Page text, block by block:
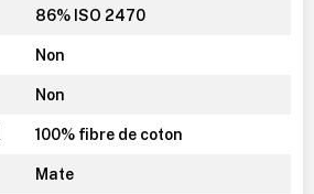
86% ISO 2470
Non
Non
100% fibre de coton
Mate